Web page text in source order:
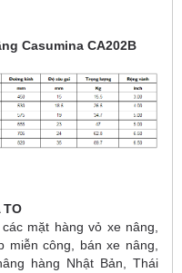
Casumina CA202B
TO
mặt hàng vỏ xe nâng,
miễn công, bán xe nâng,
hàng Nhật Bản, Thái